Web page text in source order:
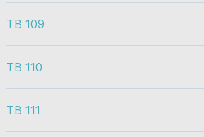
TB 109
TB 110
TB 111